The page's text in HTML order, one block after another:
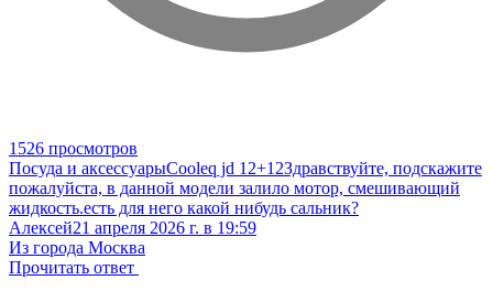
1526 просмотров
Посуда и аксессуарыCooleq jd 12+12Здравствуйте, подскажите
пожалуйста, в данной модели залило мотор, смешивающий
жидкость.есть для него какой нибудь сальник?
Алексей21 апреля 2026 г. в 19:59
Из города Москва
Прочитать ответ